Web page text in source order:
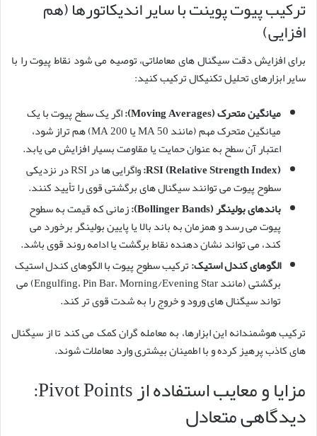
ترکیب پیوت پوینت با سایر اندیکاتورها (هم
افزایی)
برای افزایش دقت سیگنال های معاملاتی، توصیه می شود نقاط پیوت را با
سایر ابزارهای تحلیل تکنیکال ترکیب کنید:
میانگین متحرک (Moving Averages):
اگر یک سطح پیوت با یک
میانگین متحرک مهم (مانند MA 50 یا MA 200) هم تراز شود،
اعتبار آن سطح به عنوان حمایت یا مقاومت بسیار افزایش می یابد.
RSI (Relative Strength Index):
واگرایی ها در RSI در نزدیکی
سطوح پیوت می توانند سیگنال های برگشتی قوی را تأیید کنند.
باندهای بولینگر (Bollinger Bands):
زمانی که قیمت به سطوح
پیوت می رسد و همزمان به باند بالا یا پایین بولینگر برخورد می
کند، می تواند نشان دهنده نقاط برگشت یا ادامه روند قوی باشد.
الگوهای کندل استیک:ترکیب سطوح پیوت با الگوهای کندل استیک
برگشتی (مانند Engulfing، Pin Bar، Morning/Evening Star) می
تواند سیگنال های ورود و خروج را به شدت قوی تر کند.
ترکیب هوشمندانه این ابزارها، به معامله گران کمک می کند تا از سیگنال
های کاذب پرهیز کرده و با اطمینان بیشتری وارد معاملات شوند.
مزایا و معایب استفاده از Pivot Points:
دیدگاهی متعادل